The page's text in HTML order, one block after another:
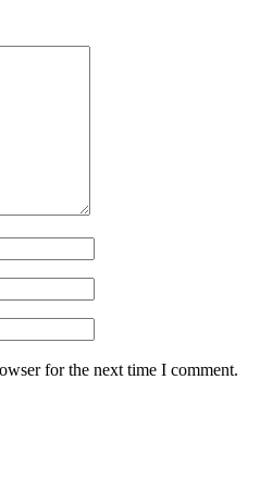
for the next time I comment.